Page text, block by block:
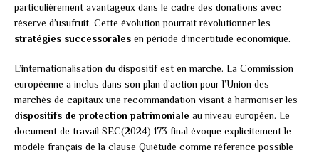
particulièrement avantageux dans le cadre des donations avec
réserve d’usufruit. Cette évolution pourrait révolutionner les
stratégies successorales en période d’incertitude économique.
L’internationalisation du dispositif est en marche. La Commission
européenne a inclus dans son plan d’action pour l’Union des
marchés de capitaux une recommandation visant à harmoniser les
dispositifs de protection patrimoniale au niveau européen. Le
document de travail SEC(2024) 173 final évoque explicitement le
modèle français de la clause Quiétude comme référence possible